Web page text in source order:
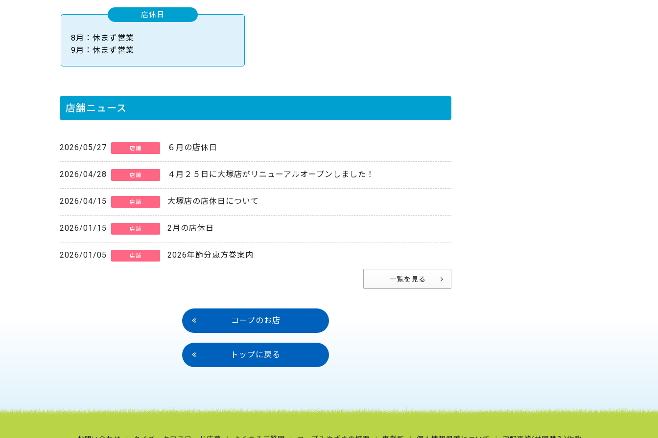
店休日
8月：休まず営業
9月：休まず営業
店舗ニュース
2026/05/27 店舗 ６月の店休日
2026/04/28 店舗 ４月２５日に大塚店がリニューアルオープンしました！
2026/04/15 店舗 大塚店の店休日について
2026/01/15 店舗 2月の店休日
2026/01/05 店舗 2026年節分恵方巻案内
一覧を見る
コープのお店
トップに戻る